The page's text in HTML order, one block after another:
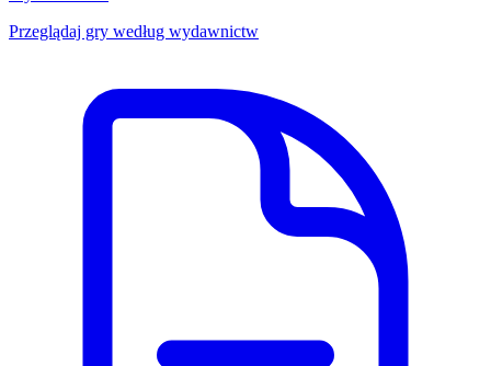
Przeglądaj gry według wydawnictw